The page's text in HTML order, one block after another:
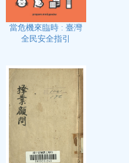
當危機來臨時 : 臺灣
全民安全指引